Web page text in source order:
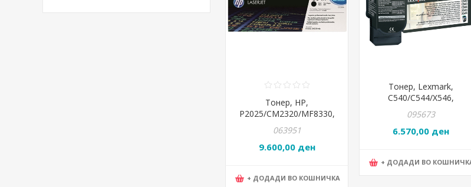
Тонер, HP,
P2025/CM2320/MF8330,
CC530A, Црна
063951
9.600,00 ден
+ ДОДАДИ ВО КОШНИЧКА
Тонер, Lexmark,
C540/C544/X546,
C540H1CG, Цијан
095673
6.570,00 ден
+ ДОДАДИ ВО